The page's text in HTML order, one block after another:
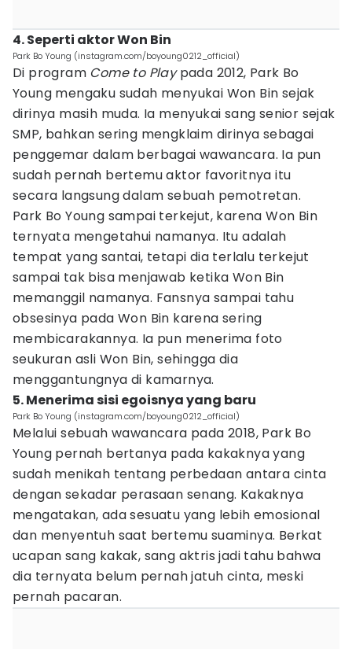
4. Seperti aktor Won Bin
Park Bo Young (instagram.com/boyoung0212_official)
Di program Come to Playpada 2012, Park Bo
Young mengaku sudah menyukai Won Bin sejak
dirinya masih muda. Ia menyukai sang senior sejak
SMP, bahkan sering mengklaim dirinya sebagai
penggemar dalam berbagai wawancara. Ia pun
sudah pernah bertemu aktor favoritnya itu
secara langsung dalam sebuah pemotretan.
Park Bo Young sampai terkejut, karena Won Bin
ternyata mengetahui namanya. Itu adalah
tempat yang santai, tetapi dia terlalu terkejut
sampai tak bisa menjawab ketika Won Bin
memanggil namanya. Fansnya sampai tahu
obsesinya pada Won Bin karena sering
membicarakannya. Ia pun menerima foto
seukuran asli Won Bin, sehingga dia
menggantungnya di kamarnya.
5. Menerima sisi egoisnya yang baru
Park Bo Young (instagram.com/boyoung0212_official)
Melalui sebuah wawancara pada 2018, Park Bo
Young pernah bertanya pada kakaknya yang
sudah menikah tentang perbedaan antara cinta
dengan sekadar perasaan senang. Kakaknya
mengatakan, ada sesuatu yang lebih emosional
dan menyentuh saat bertemu suaminya. Berkat
ucapan sang kakak, sang aktris jadi tahu bahwa
dia ternyata belum pernah jatuh cinta, meski
pernah pacaran.